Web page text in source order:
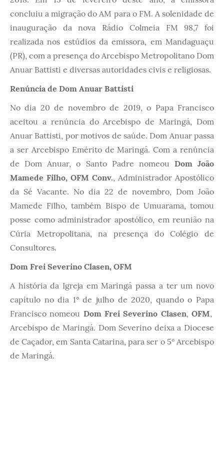
concluiu a migração do AM para o FM. A solenidade de
inauguração da nova Rádio Colmeia FM 98,7 foi
realizada nos estúdios da emissora, em Mandaguaçu
(PR), com a presença do Arcebispo Metropolitano Dom
Anuar Battisti e diversas autoridades civis e religiosas.
Renúncia de Dom Anuar Battisti
No dia 20 de novembro de 2019, o Papa Francisco
aceitou a renúncia do Arcebispo de Maringá, Dom
Anuar Battisti, por motivos de saúde. Dom Anuar passa
a ser Arcebispo Emérito de Maringá. Com a renúncia
de Dom Anuar, o Santo Padre nomeou Dom João
Mamede Filho, OFM Conv., Administrador Apostólico
da Sé Vacante. No dia 22 de novembro, Dom João
Mamede Filho, também Bispo de Umuarama, tomou
posse como administrador apostólico, em reunião na
Cúria Metropolitana, na presença do Colégio de
Consultores.
Dom Frei Severino Clasen, OFM
A história da Igreja em Maringá passa a ter um novo
capítulo no dia 1° de julho de 2020, quando o Papa
Francisco nomeou Dom Frei Severino Clasen,OFM,
Arcebispo de Maringá. Dom Severino deixa a Diocese
de Caçador, em Santa Catarina, para ser o 5° Arcebispo
de Maringá.